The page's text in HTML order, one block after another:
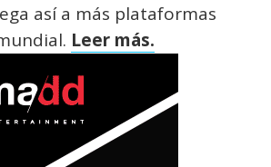
así a más plataformas
Leer más.